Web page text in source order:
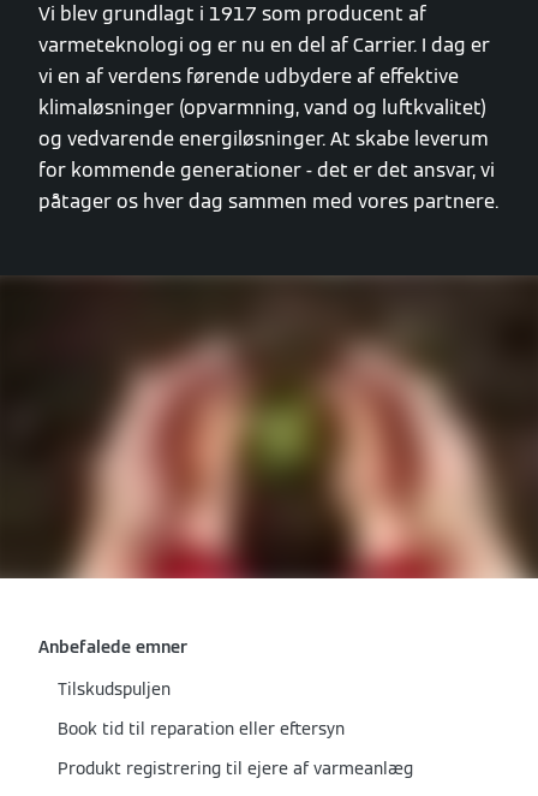
Vi blev grundlagt i 1917 som producent af
varmeteknologi og er nu en del af Carrier. I dag er
vi en af verdens førende udbydere af effektive
klimaløsninger (opvarmning, vand og luftkvalitet)
og vedvarende energiløsninger. At skabe leverum
for kommende generationer - det er det ansvar, vi
påtager os hver dag sammen med vores partnere.
Anbefalede emner
Tilskudspuljen
Book tid til reparation eller eftersyn
Produkt registrering til ejere af varmeanlæg